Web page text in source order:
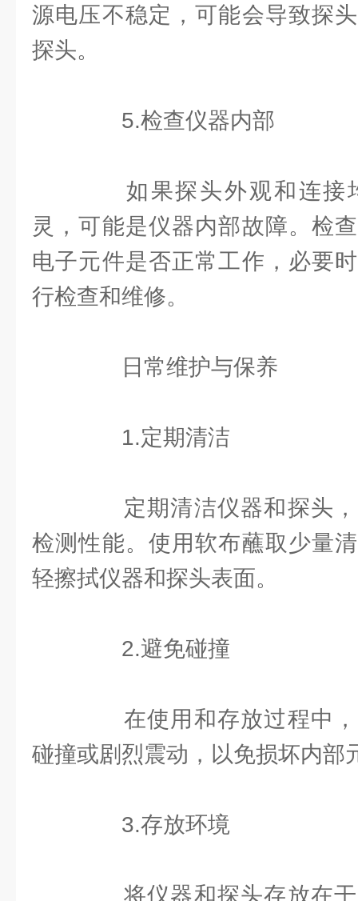
源电压不稳定，可能会导致探
探头。
5.检查仪器内部
如果探头外观和连接
灵，可能是仪器内部故障。检
电子元件是否正常工作，必要
行检查和维修。
日常维护与保养
1.定期清洁
定期清洁仪器和探头，
检测性能。使用软布蘸取少量
轻擦拭仪器和探头表面。
2.避免碰撞
在使用和存放过程中，
碰撞或剧烈震动，以免损坏内部
3.存放环境
将仪器和探头存放在干